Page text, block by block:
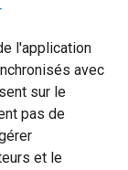
l'application
avec
sur le
pas de
et le